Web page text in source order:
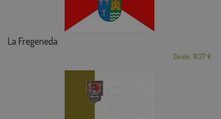
La Fregeneda
Desde: 18,37 €